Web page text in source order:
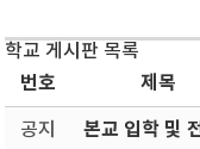
학교 게시판 목록
번호 제목
공지
본교 입학 및